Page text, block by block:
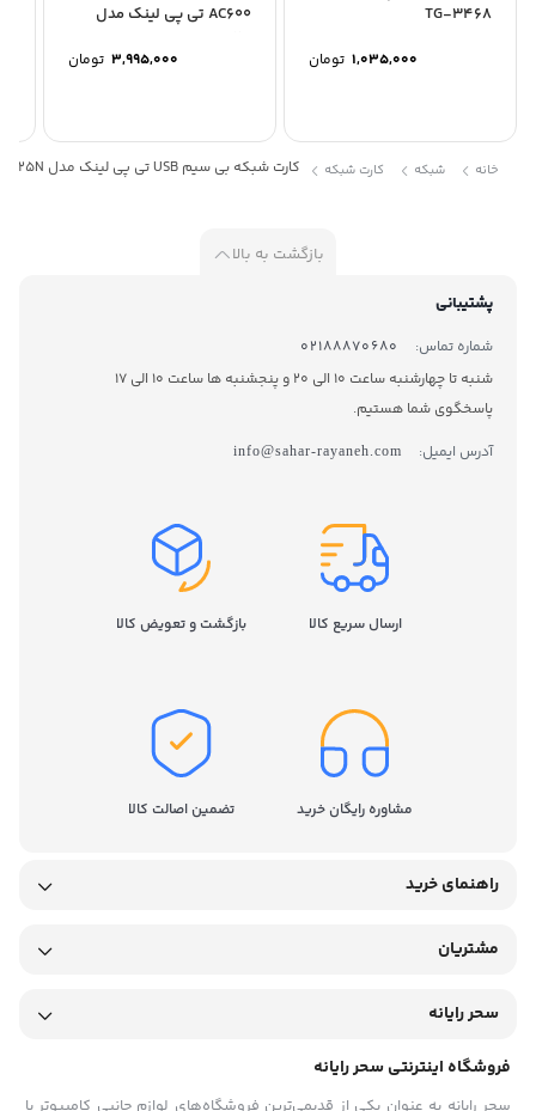
TG-3468
1,035,000 تومان
AC600 تی پی لينک مدل
3,995,000 تومان
خانه شبکه کارت شبکه کارت شبکه بی سیم USB تی پی لینک مدل TL-WN725N
بازگشت به بالا
پشتیبانی
شماره تماس:
02188870680
شنبه تا چهارشنبه ساعت 10 الی 20 و پنجشنبه ها ساعت 10 الی 17
پاسخگوی شما هستیم.
آدرس ایمیل:
info@sahar-rayaneh.com
ارسال سریع کالا بازگشت و تعویض کالا
مشاوره رایگان خرید تضمین اصالت کالا
راهنمای خرید
مشتریان
سحر رایانه
فروشگاه اینترنتی سحر رایانه
سحر رایانه به عنوان یکی از قدیمی‌ترین فروشگاه‌های لوازم جانبی کامپیوتر با